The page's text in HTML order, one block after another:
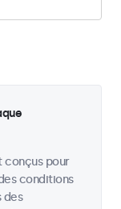
conçus pour
conditions
des